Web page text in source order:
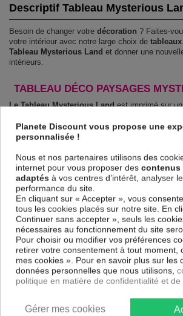
Descriptif Tableau Mysterious
Besoin de changer votre décoration ? Faites-
votre intérieur avec notre large choix de tableaux
Tableau Mysterious Land et donner une
intérieurs.
TABLEAU DÉCO PAYSAGES
Le Tableau Mysterious Landest imprimé sur
et de haute qualité qui reflète parfaitement les
parfaitement reproduits. Grâce à une impression
intissé sur un châssis fait de matériaux
sans avoir à l'encadrer.
Le Tableau Paysages Mysterious Landest
inodore et 100 % sûr, parfait même pour la
chambre des enfants.
Notre large choix de tableaux tendances et
moyen simple et pas cher de donner une
intérieurs, il y en a pour tous les goût.
Descriptif technique
Matériaux
Collection Artgeist
Planete Discount vous propose une
personnalisée !
Nous et nos partenaires utilisons des
internet pour vous proposer des contenus
adaptés à vos centres d’intérêt, analyser
performance du site.
En cliquant sur « Accepter », vous
tous les cookies placés sur notre site. En
Continuer sans accepter », seuls les
nécessaires au fonctionnement du site
Pour choisir ou modifier vos préférences
retirer votre consentement à tout moment,
mes cookies ». Pour en savoir plus sur les
données personnelles que nous utilisons,
politique en matière de confidentialité et de
Gérer mes cookies